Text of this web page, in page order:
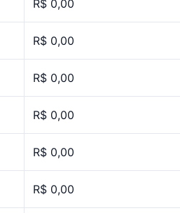
R$ 0,00
R$ 0,00
R$ 0,00
R$ 0,00
R$ 0,00
R$ 0,00